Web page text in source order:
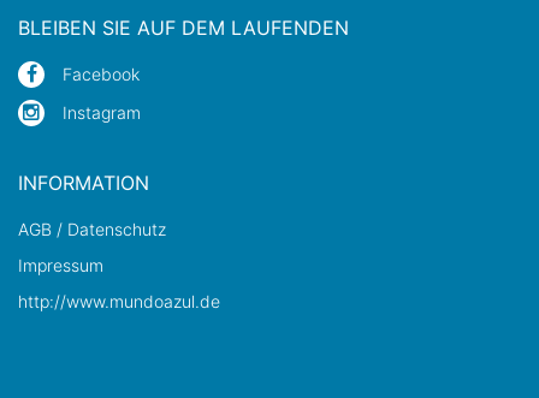
BLEIBEN SIE AUF DEM LAUFENDEN
Facebook
Instagram
INFORMATION
AGB / Datenschutz
Impressum
http://www.mundoazul.de